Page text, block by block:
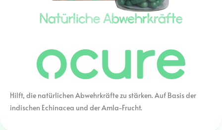
Hilft, die natürlichen Abwehrkräfte zu stärken. Auf Basis der
indischen Echinacea und der Amla-Frucht.